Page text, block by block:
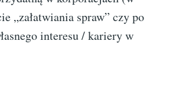
„załatwiania spraw” czy po
interesu / kariery w